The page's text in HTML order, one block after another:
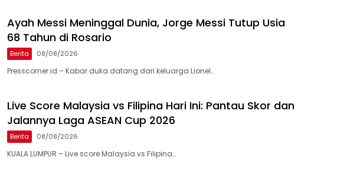
Ayah Messi Meninggal Dunia, Jorge Messi Tutup Usia
68 Tahun di Rosario
Berita 08/08/2026
Presscorner.id – Kabar duka datang dari keluarga Lionel…
Live Score Malaysia vs Filipina Hari Ini: Pantau Skor dan
Jalannya Laga ASEAN Cup 2026
Berita 08/08/2026
KUALA LUMPUR – Live score Malaysia vs Filipina…